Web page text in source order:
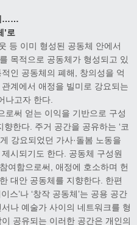
……
’로
등 이미 형성된 공동체 안에서
목적으로 공동체가 형성되고 있
인 공동체의 폐해, 창의성을 억
계에서 애정을 빌미로 강요되는
나고자 한다.
로써 얻는 이익을 기반으로 구성
한다. 주거 공간을 공유하는 ‘코
강요되었던 가사·돌봄 노동을
시되기도 한다. 공동체 구성원
여함으로써, 애정에 호소하며 헌
대안 공동체를 지향한다. 한편
스’나 ‘창작 공동체’는 공용 공간
나 예술가 사이의 네트워크를 형
공유되는 이러한 공간은 개인의